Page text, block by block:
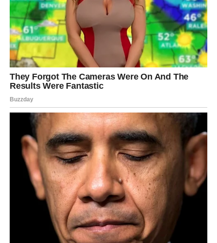
svemu. Ako ste u vezi, dan je savršen da se zbližite, da
kažete šta vam treba i da se ne bojite ranjivosti, jer
upravo ranjivost danas jača odnos. Slobodni Rakovi mogu
osetiti nostalgiju i sećanja na bivšu ljubav, ali zvezde
savetuju da ne idealizujete prošlost – setite se i razloga
zbog kojih se nešto završilo. Porodične teme dolaze u
fokus: moguć je razgovor sa nekim iz porodice, rešavanje
prostoru i napunite baterije. Finansijski, ne uzimajte tuđe
brige na svoja leđa – držite se realnih planova. U
narednim danima, ono što danas osetite kao „znak“ može
se pokazati tačnim.
Poruka dana:Ne morate sve da nosite sami – ljubav je tu
da se deli, ne da se trpi u tišini.
Nedelja vam donosi ono što vam je najvažnije: osećaj da